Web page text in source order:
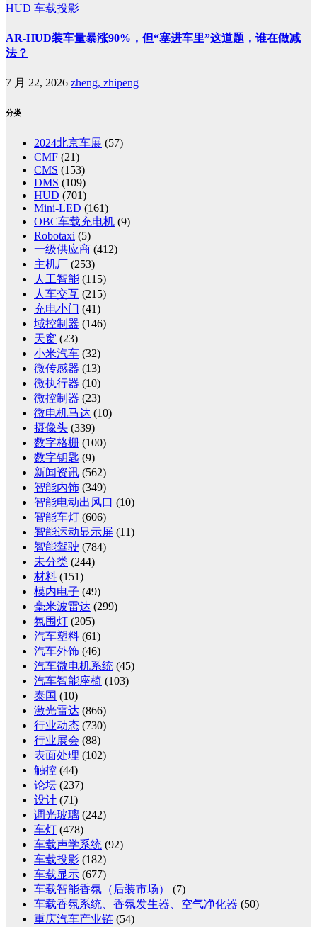
HUD 车载投影
AR-HUD装车量暴涨90%，但“塞进车里”这道题，谁在做减
法？
7 月 22, 2026 zheng, zhipeng
分类
2024北京车展 (57)
CMF (21)
CMS (153)
DMS (109)
HUD (701)
Mini-LED (161)
OBC车载充电机 (9)
Robotaxi (5)
一级供应商 (412)
主机厂 (253)
人工智能 (115)
人车交互 (215)
充电小门 (41)
域控制器 (146)
天窗 (23)
小米汽车 (32)
微传感器 (13)
微执行器 (10)
微控制器 (23)
微电机马达 (10)
摄像头 (339)
数字格栅 (100)
数字钥匙 (9)
新闻资讯 (562)
智能内饰 (349)
智能电动出风口 (10)
智能车灯 (606)
智能运动显示屏 (11)
智能驾驶 (784)
未分类 (244)
材料 (151)
模内电子 (49)
毫米波雷达 (299)
氛围灯 (205)
汽车塑料 (61)
汽车外饰 (46)
汽车微电机系统 (45)
汽车智能座椅 (103)
泰国 (10)
激光雷达 (866)
行业动态 (730)
行业展会 (88)
表面处理 (102)
触控 (44)
论坛 (237)
设计 (71)
调光玻璃 (242)
车灯 (478)
车载声学系统 (92)
车载投影 (182)
车载显示 (677)
车载智能香氛（后装市场）
(7)
车载香氛系统、香氛发生器、空气净化器 (50)
重庆汽车产业链 (54)